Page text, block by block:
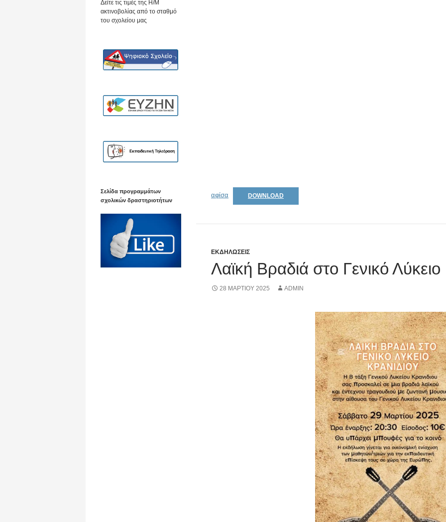
αφίσα DOWNLOAD
ΕΚΔΗΛΩΣΕΙΣ
Λαϊκή Βραδιά στο Γενικό Λύκειο
28 ΜΑΡΤΊΟΥ 2025 ADMIN
Δείτε τις τιμές της Η/Μ
ακτινοβολίας από το σταθμό
του σχολείου μας
Σελίδα προγραμμάτων
σχολικών δραστηριοτήτων